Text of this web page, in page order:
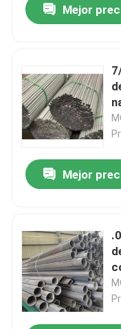
Mejor
Mejor